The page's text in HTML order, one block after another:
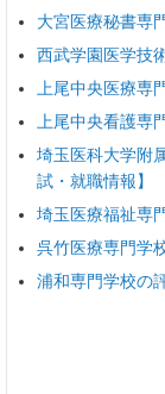
大宮医療秘書専
西武学園医学技
上尾中央医療専
上尾中央看護専
埼玉医科大学附
試・就職情報】
埼玉医療福祉専
呉竹医療専門学
浦和専門学校の